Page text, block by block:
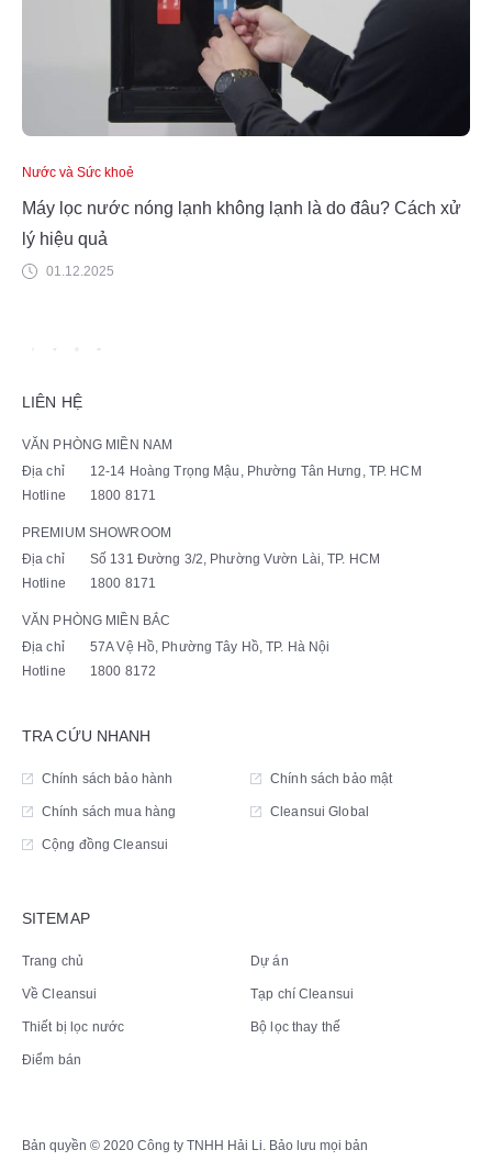
Nước và Sức khoẻ
Máy lọc nước nóng lạnh không lạnh là do đâu? Cách xử
lý hiệu quả
01.12.2025
LIÊN HỆ
VĂN PHÒNG MIỀN NAM
Địa chỉ
12-14 Hoàng Trọng Mậu, Phường Tân Hưng, TP. HCM
Hotline
1800 8171
PREMIUM SHOWROOM
Địa chỉ
Số 131 Đường 3/2, Phường Vườn Lài, TP. HCM
Hotline
1800 8171
VĂN PHÒNG MIỀN BẮC
Địa chỉ
57A Vệ Hồ, Phường Tây Hồ, TP. Hà Nội
Hotline
1800 8172
TRA CỨU NHANH
Chính sách bảo hành Chính sách bảo mật
Chính sách mua hàng Cleansui Global
Cộng đồng Cleansui
SITEMAP
Trang chủ Dự án
Về Cleansui Tạp chí Cleansui
Thiết bị lọc nước Bộ lọc thay thế
Điểm bán
Bản quyền © 2020 Công ty TNHH Hải Li. Bảo lưu mọi bản